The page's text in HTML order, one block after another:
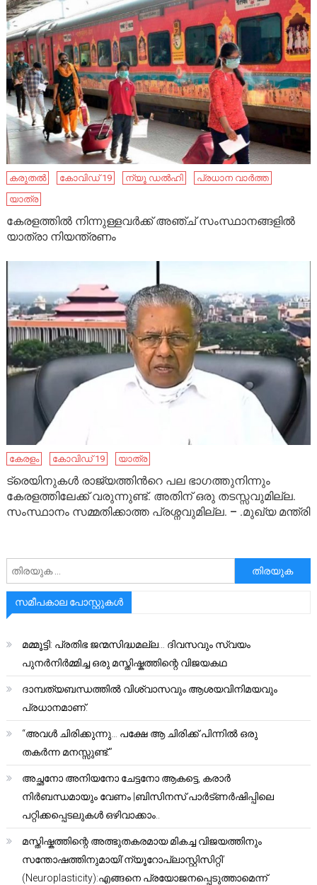
കരുതൽ കോവിഡ് 19 ന്യൂ ഡല്‍ഹി
പ്രധാന വാർത്ത
യാത്ര
കേരളത്തില്‍ നിന്നുള്ളവര്‍ക്ക് അഞ്ച് സംസ്ഥാനങ്ങളില്‍
യാത്രാ നിയന്ത്രണം
കേരളം കോവിഡ് 19 യാത്ര
ട്രെയിനുകള്‍ രാജ്യത്തിന്‍റെ പല ഭാഗത്തുനിന്നും
കേരളത്തിലേക്ക് വരുന്നുണ്ട്. അതിന് ഒരു തടസ്സവുമില്ല.
സംസ്ഥാനം സമ്മതിക്കാത്ത പ്രശ്നവുമില്ല. – .മുഖ്യ മന്ത്രി
അനേഷിക്കുക
സമീപകാല പോസ്റ്റുകൾ
മമ്മൂട്ടി: പ്രതിഭ ജന്മസിദ്ധമല്ല… ദിവസവും സ്വയം
പുനർനിർമ്മിച്ച ഒരു മസ്തിഷ്കത്തിന്റെ വിജയകഥ
ദാമ്പത്യബന്ധത്തിൽ വിശ്വാസവും ആശയവിനിമയവും
പ്രധാനമാണ്.
“അവൾ ചിരിക്കുന്നു… പക്ഷേ ആ ചിരിക്ക് പിന്നിൽ ഒരു
തകർന്ന മനസ്സുണ്ട്.”
അച്ഛനോ അനിയനോ ചേട്ടനോ ആകട്ടെ, കരാർ
നിർബന്ധമായും വേണം |ബിസിനസ് പാർട്ണർഷിപ്പിലെ
പറ്റിക്കപ്പെടലുകൾ ഒഴിവാക്കാം..
മസ്തിഷ്കത്തിന്റെ അത്ഭുതകരമായ മികച്ച വിജയത്തിനും
സന്തോഷത്തിനുമായി’ന്യൂറോപ്ലാസ്റ്റിസിറ്റി’
(Neuroplasticity):എങ്ങനെ പ്രയോജനപ്പെടുത്താമെന്ന്